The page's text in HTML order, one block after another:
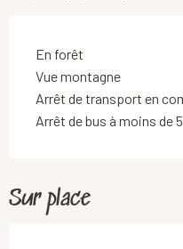
En forêt
Vue montagne
Arrêt de transport en
Arrêt de bus à moins de
Sur place